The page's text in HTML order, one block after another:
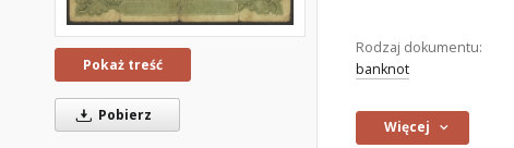
Pokaż treść
Pobierz
Rodzaj dokumentu:
banknot
Więcej